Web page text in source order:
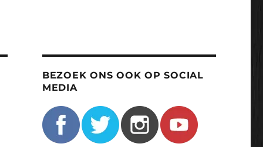
BEZOEK ONS OOK OP SOCIAL
MEDIA